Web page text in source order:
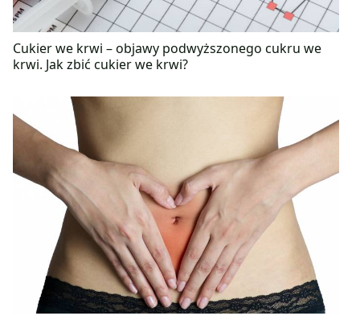
Cukier we krwi – objawy podwyższonego cukru we
krwi. Jak zbić cukier we krwi?